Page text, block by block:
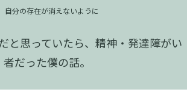
自分の存在が消えないように
と思っていたら、精神・発達障がい
者だった僕の話。